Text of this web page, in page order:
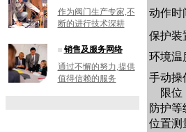
作为阀门生产专家,不
断的进行技术深耕
销售及服务网络
通过不懈的努力,提供
值得信赖的服务
动作时
保护装
环境温
手动操
限位
防护等
位置测